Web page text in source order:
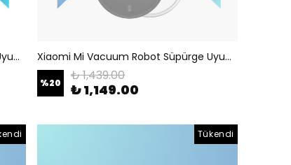
Xiaomi Mi Vacuum Robot Süpürge Uyumlu Anakart Xiaomi Mi Vacuum Robot Süpürge Uyumlu Sağ Tekerlek
%20 ₺ 1,439.00
₺ 1,149.00
Tükendi